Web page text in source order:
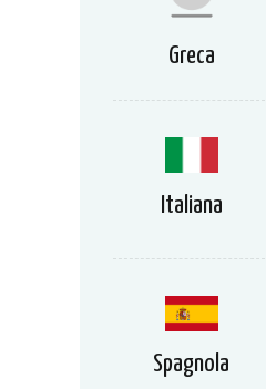
Greca
Italiana
Spagnola